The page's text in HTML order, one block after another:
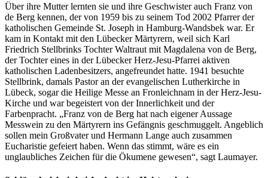
Über ihre Mutter lernten sie und ihre Geschwister auch Franz von
de Berg kennen, der von 1959 bis zu seinem Tod 2002 Pfarrer der
katholischen Gemeinde St. Joseph in Hamburg-Wandsbek war. Er
kam in Kontakt mit den Lübecker Märtyrern, weil sich Karl
Friedrich Stellbrinks Tochter Waltraut mit Magdalena von de Berg,
der Tochter eines in der Lübecker Herz-Jesu-Pfarrei aktiven
katholischen Ladenbesitzers, angefreundet hatte. 1941 besuchte
Stellbrink, damals Pastor an der evangelischen Lutherkirche in
Lübeck, sogar die Heilige Messe an Fronleichnam in der Herz-Jesu-
Kirche und war begeistert von der Innerlichkeit und der
Farbenpracht. „Franz von de Berg hat nach eigener Aussage
Messwein zu den Märtyrern ins Gefängnis geschmuggelt. Angeblich
sollen mein Großvater und Hermann Lange auch zusammen
Eucharistie gefeiert haben. Wenn das stimmt, wäre es ein
unglaubliches Zeichen für die Ökumene gewesen“, sagt Laumayer.